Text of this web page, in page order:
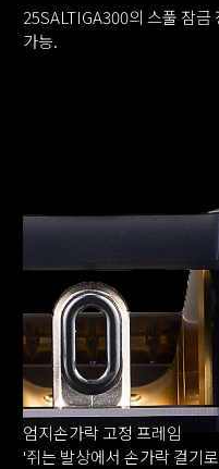
25SALTIGA300의 스풀 잠
가능.
엄지손가락 고정 프레임
'쥐는 발상에서 손가락 걸기